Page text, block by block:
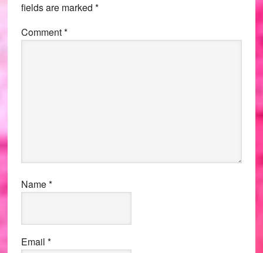
fields are marked *
Comment*
Name*
Email *